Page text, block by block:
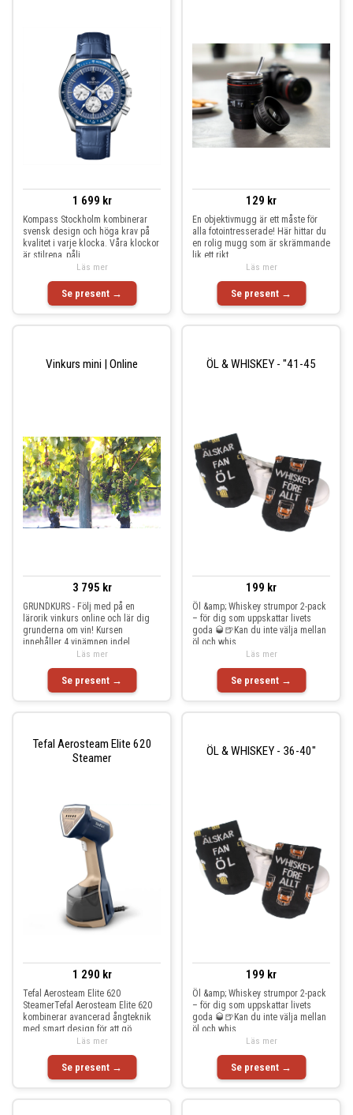
1 699 kr
Kompass Stockholm kombinerar
svensk design och höga krav på
kvalitet i varje klocka. Våra klockor
är stilrena, påli
Se present →
Läs mer
129 kr
En objektivmugg är ett måste för
alla fotointresserade! Här hittar du
en rolig mugg som är skrämmande
lik ett rikt
Se present →
Läs mer
Vinkurs mini | Online
3 795 kr
GRUNDKURS - Följ med på en
lärorik vinkurs online och lär dig
grunderna om vin! Kursen
innehåller 4 vinämnen indel
Se present →
Läs mer
ÖL & WHISKEY - "41-45
199 kr
Öl &amp; Whiskey strumpor 2-pack
– för dig som uppskattar livets
goda 🥃🍺Kan du inte välja mellan
öl och whis
Se present →
Läs mer
Tefal Aerosteam Elite 620
Steamer
1 290 kr
Tefal Aerosteam Elite 620
SteamerTefal Aerosteam Elite 620
kombinerar avancerad ångteknik
med smart design för att gö
Se present →
Läs mer
ÖL & WHISKEY - 36-40"
199 kr
Öl &amp; Whiskey strumpor 2-pack
– för dig som uppskattar livets
goda 🥃🍺Kan du inte välja mellan
öl och whis
Se present →
Läs mer